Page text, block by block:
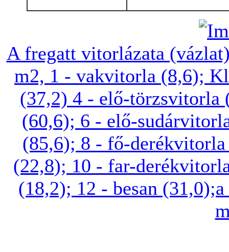
A fregatt vitorlázata
m2, 1 - vakvitorla (8,6);
(37,2) 4 - elő-törzsvitorla
(60,6); 6 - elő-
(85,6); 8 - fő-
(22,8); 10 - far-
(18,2); 12 - besan